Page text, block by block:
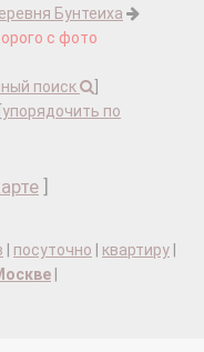
Бунтеиха
с фото
поиск
упорядочить по
посуточно квартиру